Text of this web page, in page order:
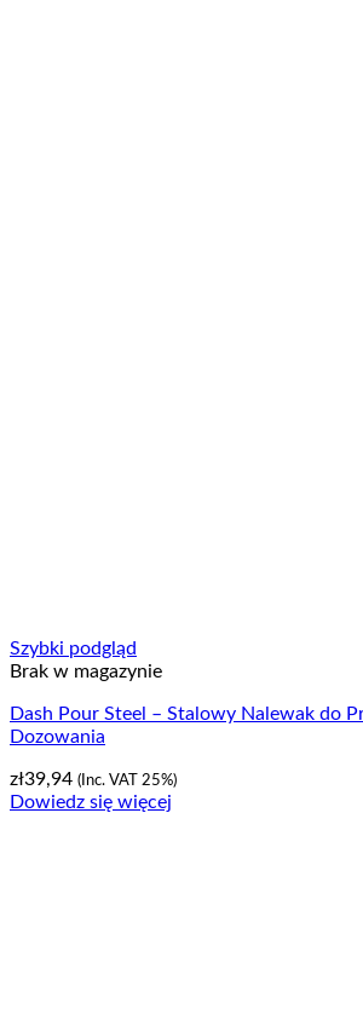
Szybki podgląd
Brak w magazynie
Dash Pour Steel – Stalowy Nalewak do
Dozowania
zł39,94 (Inc. VAT 25%)
Dowiedz się więcej